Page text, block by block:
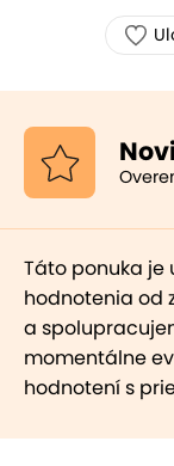
Táto ponuka je
hodnotenia od
a
momentálne
hodnotení s